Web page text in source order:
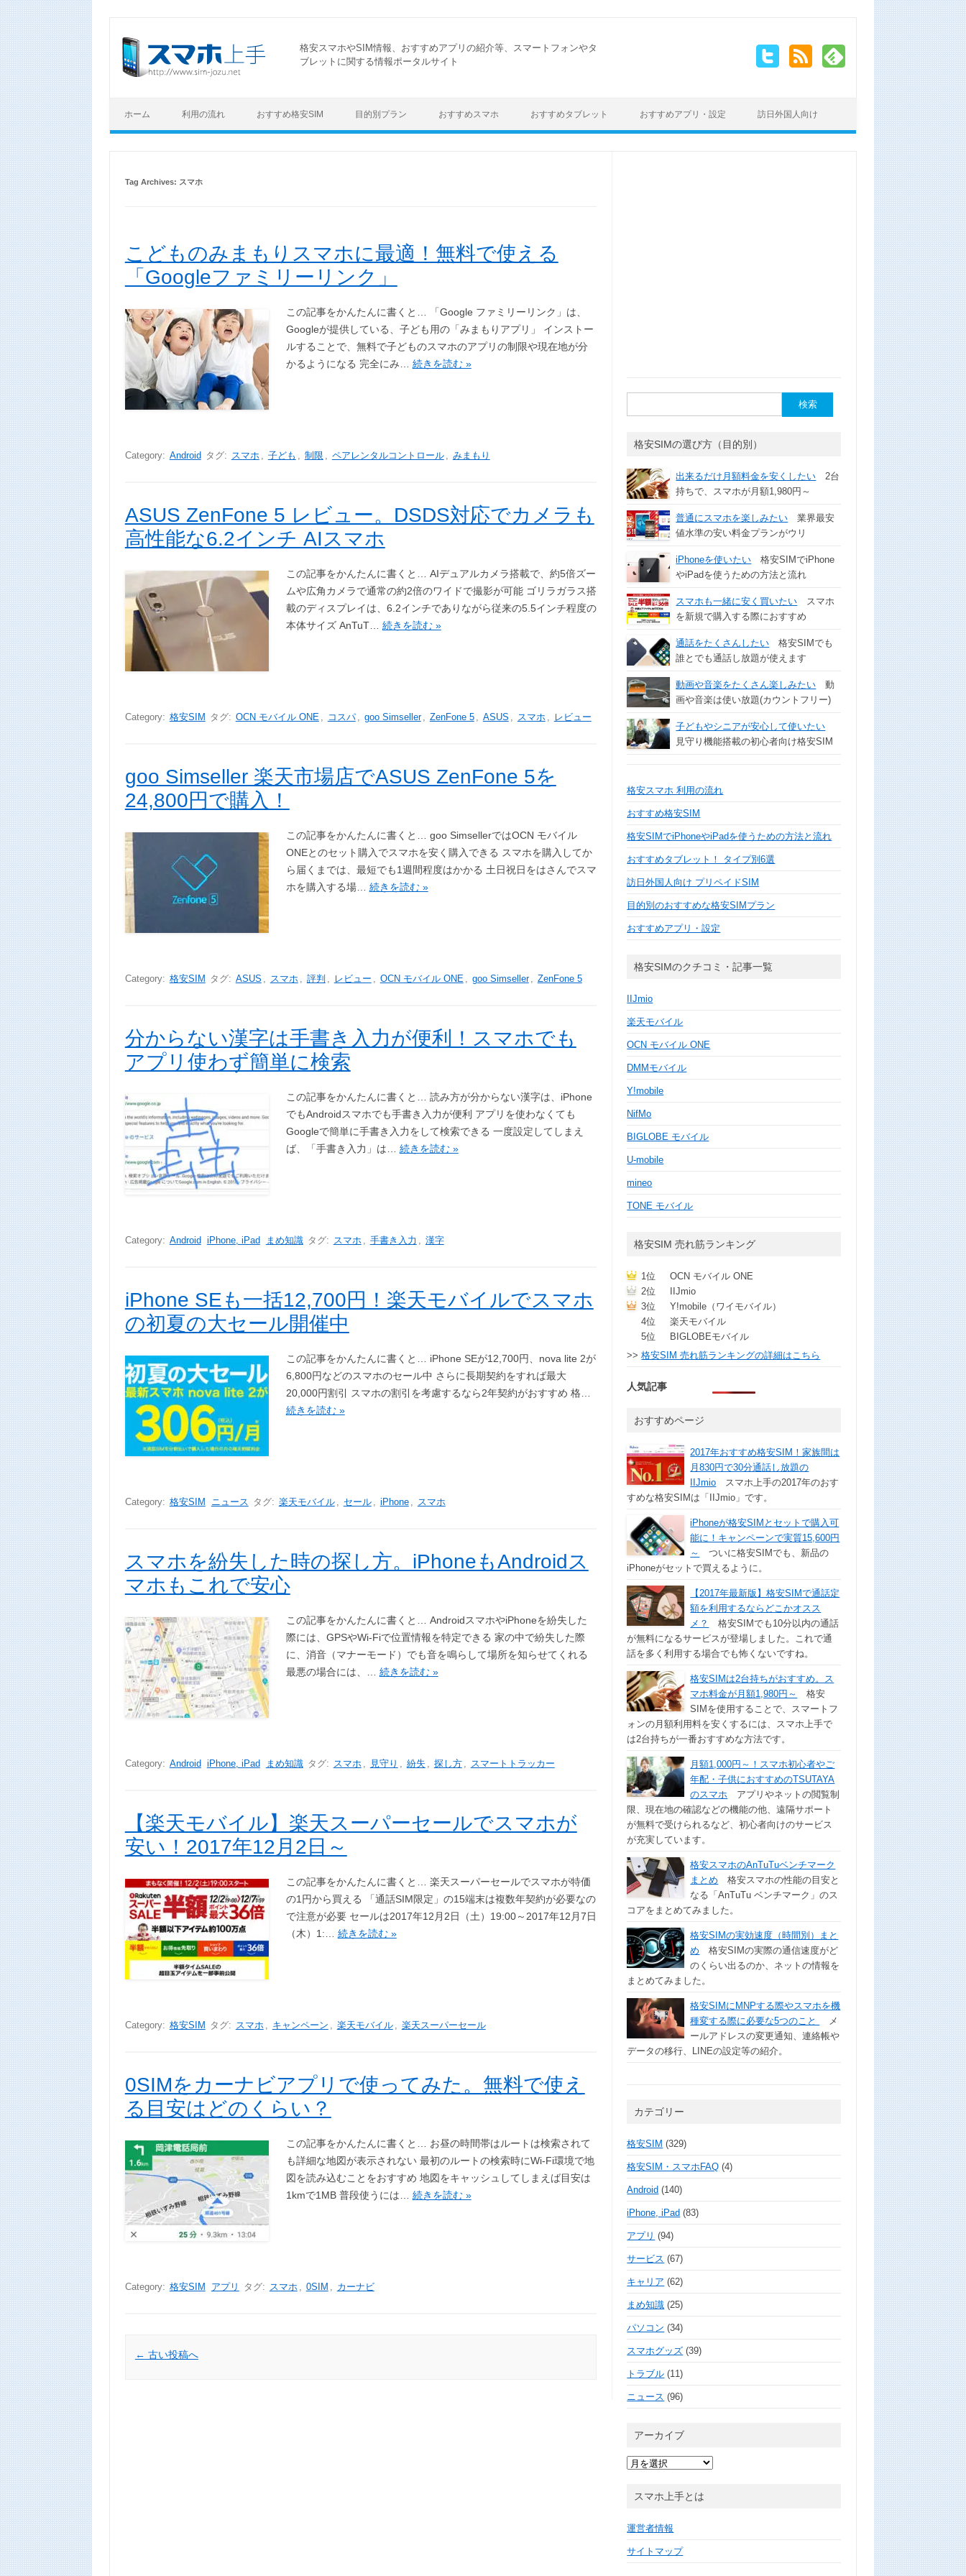
格安スマホやSIM情報、おすすめアプリの紹介等、スマートフォンやタ
ブレットに関する情報ポータルサイト
ホーム 利用の流れ おすすめ格安SIM 目的別プラン おすすめスマホ おすすめタブレット おすすめアプリ・設定 訪日外国人向け
Tag Archives: スマホ
こどものみまもりスマホに最適！無料で使える
「Googleファミリーリンク」
この記事をかんたんに書くと… 「Google ファミリーリンク」は、
Googleが提供している、子ども用の「みまもりアプリ」 インストー
ルすることで、無料で子どものスマホのアプリの制限や現在地が分
かるようになる 完全にみ… 続きを読む »
Category: Android タグ: スマホ , 子ども , 制限 , ペアレンタルコントロール , みまもり
ASUS ZenFone 5 レビュー。DSDS対応でカメラも
高性能な6.2インチ AIスマホ
この記事をかんたんに書くと… AIデュアルカメラ搭載で、約5倍ズー
ムや広角カメラで通常の約2倍のワイドで撮影が可能 ゴリラガラス搭
載のディスプレイは、6.2インチでありながら従来の5.5インチ程度の
本体サイズ AnTuT… 続きを読む »
Category: 格安SIM タグ: OCN モバイル ONE , コスパ , goo Simseller , ZenFone 5 , ASUS , スマホ , レビュー
goo Simseller 楽天市場店でASUS ZenFone 5を
24,800円で購入！
この記事をかんたんに書くと… goo SimsellerではOCN モバイル
ONEとのセット購入でスマホを安く購入できる スマホを購入してか
ら届くまでは、最短でも1週間程度はかかる 土日祝日をはさんでスマ
ホを購入する場… 続きを読む »
Category: 格安SIM タグ: ASUS , スマホ , 評判 , レビュー , OCN モバイル ONE , goo Simseller , ZenFone 5
分からない漢字は手書き入力が便利！スマホでも
アプリ使わず簡単に検索
この記事をかんたんに書くと… 読み方が分からない漢字は、iPhone
でもAndroidスマホでも手書き入力が便利 アプリを使わなくても
Googleで簡単に手書き入力をして検索できる 一度設定してしまえ
ば、「手書き入力」は… 続きを読む »
Category: Android iPhone, iPad まめ知識 タグ: スマホ , 手書き入力 , 漢字
iPhone SEも一括12,700円！楽天モバイルでスマホ
の初夏の大セール開催中
この記事をかんたんに書くと… iPhone SEが12,700円、nova lite 2が
6,800円などのスマホのセール中 さらに長期契約をすれば最大
20,000円割引 スマホの割引を考慮するなら2年契約がおすすめ 格…
続きを読む »
Category: 格安SIM ニュース タグ: 楽天モバイル , セール , iPhone , スマホ
スマホを紛失した時の探し方。iPhoneもAndroidス
マホもこれで安心
この記事をかんたんに書くと… AndroidスマホやiPhoneを紛失した
際には、GPSやWi-Fiで位置情報を特定できる 家の中で紛失した際
に、消音（マナーモード）でも音を鳴らして場所を知らせてくれる
最悪の場合には、… 続きを読む »
Category: Android iPhone, iPad まめ知識 タグ: スマホ , 見守り , 紛失 , 探し方 , スマートトラッカー
【楽天モバイル】楽天スーパーセールでスマホが
安い！2017年12月2日～
この記事をかんたんに書くと… 楽天スーパーセールでスマホが特価
の1円から買える 「通話SIM限定」の15端末は複数年契約が必要なの
で注意が必要 セールは2017年12月2日（土）19:00～2017年12月7日
（木）1:… 続きを読む »
Category: 格安SIM タグ: スマホ , キャンペーン , 楽天モバイル , 楽天スーパーセール
0SIMをカーナビアプリで使ってみた。無料で使え
る目安はどのくらい？
この記事をかんたんに書くと… お昼の時間帯はルートは検索されて
も詳細な地図が表示されない 最初のルートの検索時にWi-Fi環境で地
図を読み込むことをおすすめ 地図をキャッシュしてしまえば目安は
1kmで1MB 普段使うには… 続きを読む »
Category: 格安SIM アプリ タグ: スマホ , 0SIM , カーナビ
Post navigation
← 古い投稿へ
索:
格安SIMの選び方（目的別）
出来るだけ月額料金を安くしたい 2台
持ちで、スマホが月額1,980円～
普通にスマホを楽しみたい 業界最安
値水準の安い料金プランがウリ
iPhoneを使いたい 格安SIMでiPhone
やiPadを使うための方法と流れ
スマホも一緒に安く買いたい スマホ
を新規で購入する際におすすめ
通話をたくさんしたい 格安SIMでも
誰とでも通話し放題が使えます
動画や音楽をたくさん楽しみたい 動
画や音楽は使い放題(カウントフリー)
子どもやシニアが安心して使いたい
見守り機能搭載の初心者向け格安SIM
格安スマホ 利用の流れ
おすすめ格安SIM
格安SIMでiPhoneやiPadを使うための方法と流れ
おすすめタブレット！ タイプ別6選
訪日外国人向け プリペイドSIM
目的別のおすすめな格安SIMプラン
おすすめアプリ・設定
格安SIMのクチコミ・記事一覧
IIJmio
楽天モバイル
OCN モバイル ONE
DMMモバイル
Y!mobile
NifMo
BIGLOBE モバイル
U-mobile
mineo
TONE モバイル
格安SIM 売れ筋ランキング
1位
OCN モバイル ONE
2位
IIJmio
3位
Y!mobile（ワイモバイル）
4位
楽天モバイル
5位
BIGLOBEモバイル
>>格安SIM 売れ筋ランキングの詳細はこちら
人気記事
おすすめページ
2017年おすすめ格安SIM！家族間は
月830円で30分通話し放題の
IIJmio スマホ上手の2017年のおす
すめな格安SIMは「IIJmio」です。
iPhoneが格安SIMとセットで購入可
能に！キャンペーンで実質15,600円
～
ついに格安SIMでも、新品の
iPhoneがセットで買えるように。
【2017年最新版】格安SIMで通話定
額を利用するならどこかオスス
メ？
格安SIMでも10分以内の通話
が無料になるサービスが登場しました。これで通
話を多く利用する場合でも怖くないですね。
格安SIMは2台持ちがおすすめ。ス
マホ料金が月額1,980円～
格安
SIMを使用することで、スマートフ
ォンの月額利用料を安くするには、スマホ上手で
は2台持ちが一番おすすめな方法です。
月額1,000円～！スマホ初心者やご
年配・子供におすすめのTSUTAYA
のスマホ アプリやネットの閲覧制
限、現在地の確認などの機能の他、遠隔サポート
が無料で受けられるなど、初心者向けのサービス
が充実しています。
格安スマホのAnTuTuベンチマーク
まとめ 格安スマホの性能の目安と
なる「AnTuTu ベンチマーク」のス
コアをまとめてみました。
格安SIMの実効速度（時間別）まと
め 格安SIMの実際の通信速度がど
のくらい出るのか、ネットの情報を
まとめてみました。
格安SIMにMNPする際やスマホを機
種変する際に必要な5つのこと
メ
ールアドレスの変更通知、連絡帳や
データの移行、LINEの設定等の紹介。
カテゴリー
格安SIM (329)
格安SIM・スマホFAQ (4)
Android (140)
iPhone, iPad (83)
アプリ (94)
サービス (67)
キャリア (62)
まめ知識 (25)
パソコン (34)
スマホグッズ (39)
トラブル (11)
ニュース (96)
アーカイブ
ア
ー
ブスマホ上手とは
運営者情報
サイトマップ